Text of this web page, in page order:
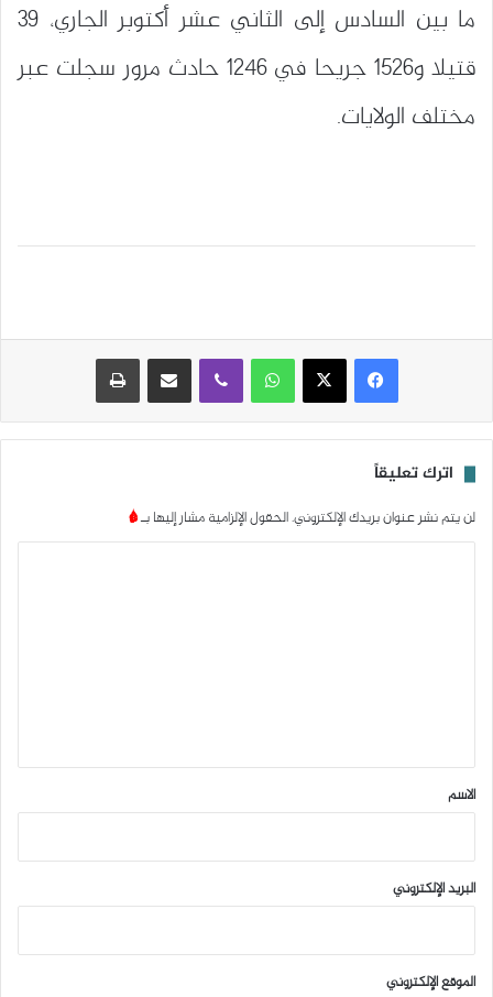
ما بين السادس إلى الثاني عشر أكتوبر الجاري، 39
قتيلا و1526 جريحا في 1246 حادث مرور سجلت عبر
مختلف الولايات.
واتساب مشاركة عبر البريد
اترك تعليقاً
لن يتم نشر عنوان بريدك الإلكتروني.الحقول الإلزامية مشار إليها بـ*
*
الاسم
البريد الإلكتروني
الموقع الإلكتروني